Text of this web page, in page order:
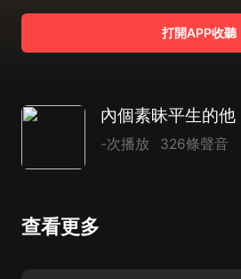
打開APP收聽
-次播放 326條聲音
查看更多